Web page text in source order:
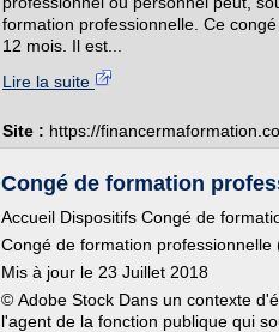
formation professionnelle. Ce
12 mois. Il est...
Lire la suite
Site : https://
Congé de formation
Accueil Dispositifs Congé de
Congé de formation professionnelle
Mis à jour le 23 Juillet 2018
© Adobe Stock Dans un contexte
l'agent de la fonction publique qui